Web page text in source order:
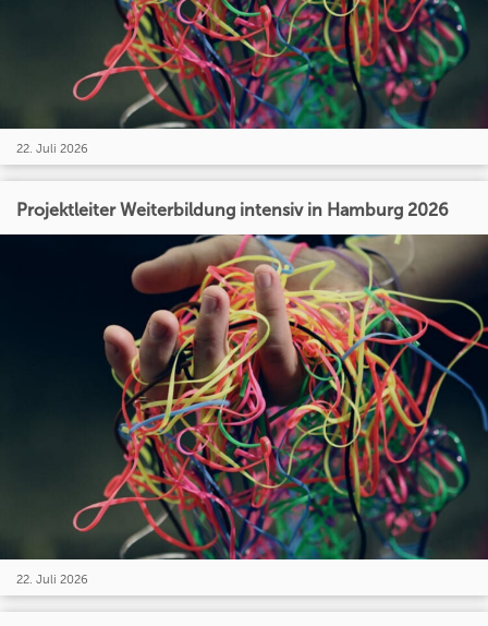
22. Juli 2026
Projektleiter Weiterbildung intensiv in Hamburg 2026
22. Juli 2026